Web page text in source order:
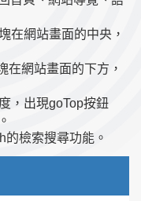
在網站畫面的中央，
在網站畫面的下方，
，出現goTop按鈕
檢索搜尋功能。